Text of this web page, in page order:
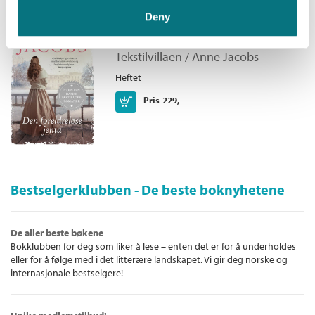
Deny
Den foreldreløse jenta
Tekstilvillaen /Anne Jacobs
Heftet
Pris 229,–
Kjøp
Bestselgerklubben - De beste boknyhetene
De aller beste bøkene
Bokklubben for deg som liker å lese – enten det er for å underholdes
eller for å følge med i det litterære landskapet. Vi gir deg norske og
internasjonale bestselgere!